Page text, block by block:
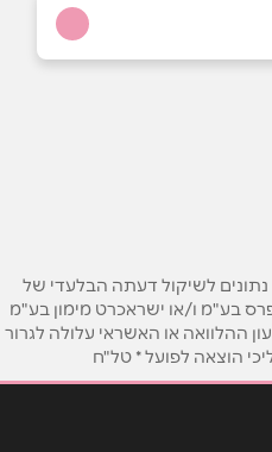
לשיקול דעתה הבלעדי של
בע"מ ו/או ישראכרט מימון בע"מ
ההלוואה או האשראי עלולה לגרור
הוצאה לפועל * טל"ח